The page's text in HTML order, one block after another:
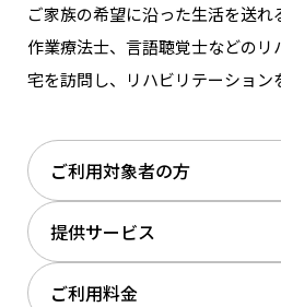
ご家族の希望に沿った⽣活を送れ
作業療法⼠、⾔語聴覚⼠などのリ
宅を訪問し、リハビリテーション
ご利⽤対象者の⽅
提供サービス
ご利⽤料⾦